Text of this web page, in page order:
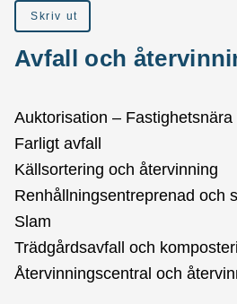
Skriv ut
Avfall och
Auktorisation – Fastighetsnära
Farligt avfall
Källsortering och återvinning
Renhållningsentreprenad och
Slam
Trädgårdsavfall och
Återvinningscentral och